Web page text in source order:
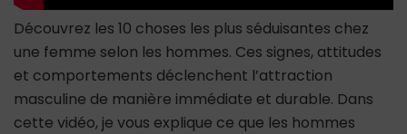
Découvrez les 10 choses les plus séduisantes chez
une femme selon les hommes. Ces signes, attitudes
et comportements déclenchent l’attraction
masculine de manière immédiate et durable. Dans
cette vidéo, je vous explique ce que les hommes